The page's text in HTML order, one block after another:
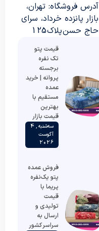
آدرس فروشگاه: تهران،
بازار پانزده خرداد، سرای
حاج حسن پلاک 125
قیمت پتو
تک نفره
برجسته
پروانه | خرید
عمده
مستقیم با
بهترین
قیمت بازار
سه‌شنبه , 4
آگوست
2026
فروش عمده
پتو یک‌نفره
پریما با
قیمت
تولیدی و
ارسال به
سراسر کشور